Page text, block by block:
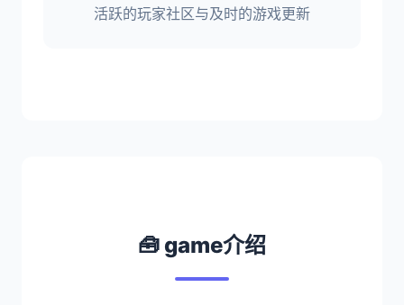
活跃的玩家社区与及时的游戏更新
🧰 game介绍